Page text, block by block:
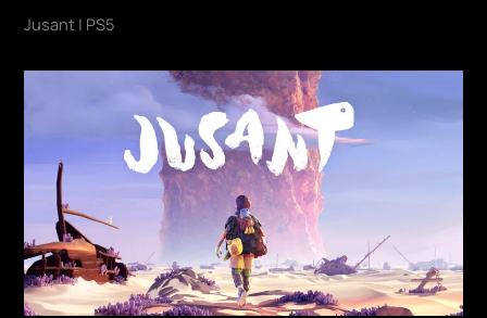
Jusant | PS5